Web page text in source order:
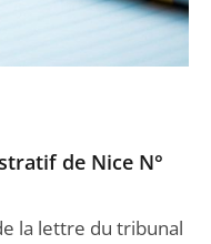
de Nice N°
la lettre du tribunal